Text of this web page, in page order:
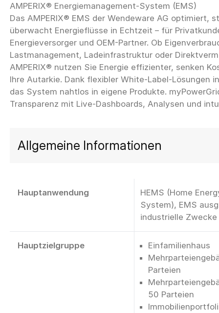
AMPERIX® Energiemanagement-System (EMS)
Das AMPERIX® EMS der Wendeware AG optimiert,
überwacht Energieflüsse in Echtzeit – für
Energieversorger und OEM-Partner. Ob
Lastmanagement, Ladeinfrastruktur oder
AMPERIX® nutzen Sie Energie effizienter, senken
Ihre Autarkie. Dank flexibler White-Label-Lösungen
das System nahtlos in eigene Produkte.
Allgemeine Informationen
Hauptanwendung
HEMS (Home
System), EMS
industrielle Zwecke
Hauptzielgruppe
Einfamilienhaus
Parteien
50 Parteien